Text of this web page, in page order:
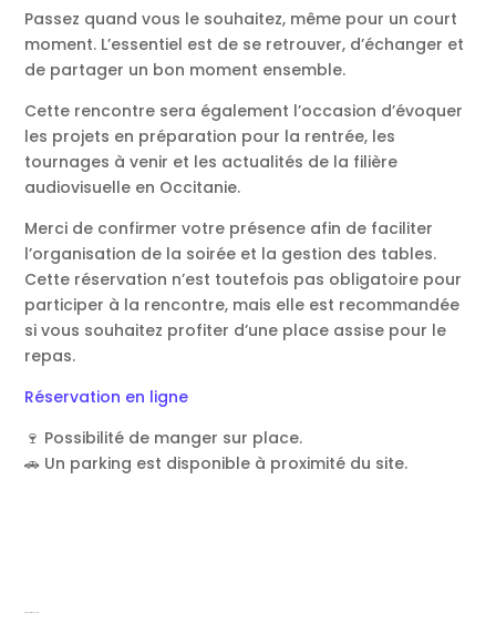
Passez quand vous le souhaitez, même pour un court
moment. L’essentiel est de se retrouver, d’échanger et
de partager un bon moment ensemble.
Cette rencontre sera également l’occasion d’évoquer
les projets en préparation pour la rentrée, les
tournages à venir et les actualités de la filière
audiovisuelle en Occitanie.
Merci de confirmer votre présence afin de faciliter
l’organisation de la soirée et la gestion des tables.
Cette réservation n’est toutefois pas obligatoire pour
participer à la rencontre, mais elle est recommandée
si vous souhaitez profiter d’une place assise pour le
repas.
Réservation en ligne
🍷 Possibilité de manger sur place.
🚗 Un parking est disponible à proximité du site.